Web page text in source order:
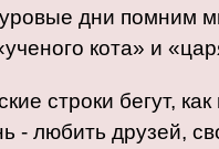
дни помним
кота» и
строки бегут,
- любить друзей,